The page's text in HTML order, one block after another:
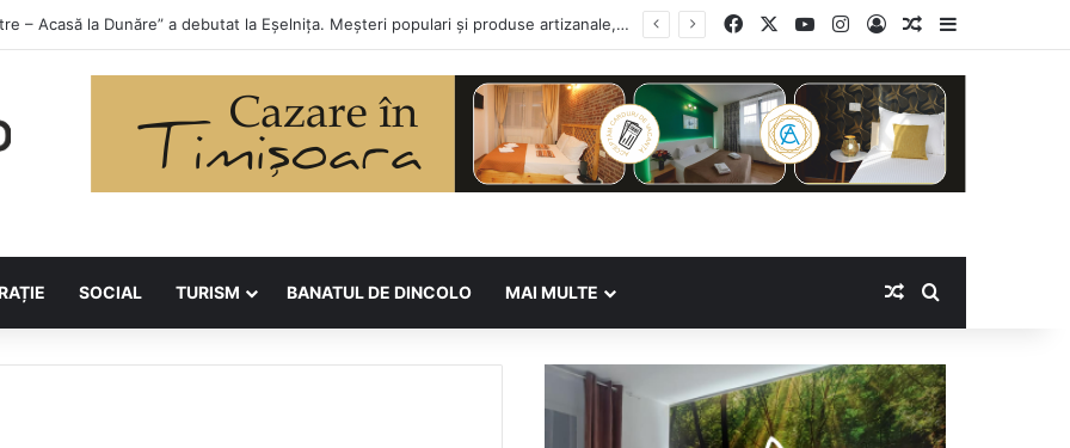
la Asociația BUNETI Facebook YouTubeInstagram
Log InRandom Article
SOCIAL TURISM BANATUL DE DINCOLO MAI MULTE Random Article